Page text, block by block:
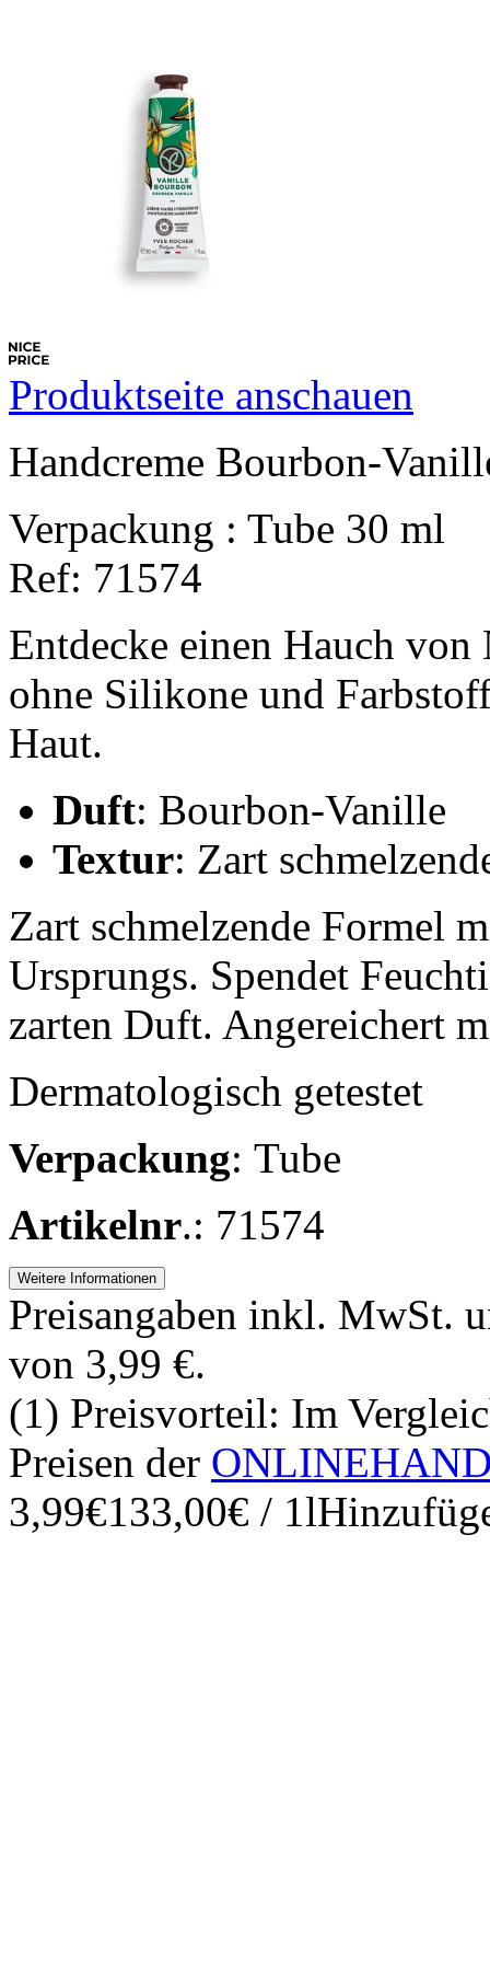
Produktseite anschauen
Handcreme Bourbon-
Verpackung : Tube 30 ml
Ref: 71574
Entdecke einen Hauch
ohne Silikone und
Haut.
Duft: Bourbon-Vanille
Textur: Zart
Zart schmelzende Formel
Ursprungs. Spendet
zarten Duft. Angereichert
Dermatologisch getestet
Verpackung: Tube
Artikelnr.: 71574
Weitere Informationen
Preisangaben inkl. MwSt.
von 3,99 €.
(1) Preisvorteil: Im
Preisen der
3,99€133,00€ / 1l